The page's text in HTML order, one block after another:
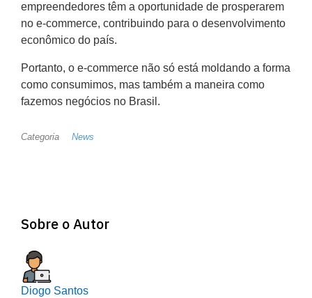
empreendedores têm a oportunidade de prosperarem
no e-commerce, contribuindo para o desenvolvimento
econômico do país.
Portanto, o e-commerce não só está moldando a forma
como consumimos, mas também a maneira como
fazemos negócios no Brasil.
Categoria News
Sobre o Autor
Diogo Santos